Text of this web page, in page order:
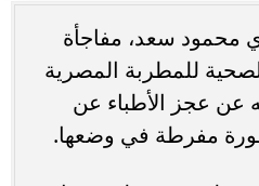
محمود سعد، مفاجأة
للمطربة المصرية
عن عجز الأطباء عن
مفرطة في وضعها.